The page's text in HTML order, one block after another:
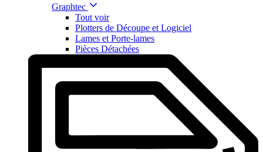
Graphtec
Tout voir
Plotters de Découpe et Logiciel
Lames et Porte-lames
Pièces Détachées